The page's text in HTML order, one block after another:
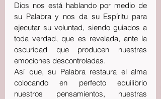
Dios nos está hablando por medio de
su Palabra y nos da su Espíritu para
ejecutar su voluntad, siendo guiados a
toda verdad, que es revelada, ante la
oscuridad que producen nuestras
emociones descontroladas.
Así que, su Palabra restaura el alma
colocando en perfecto equilibrio
nuestros pensamientos, nuestras